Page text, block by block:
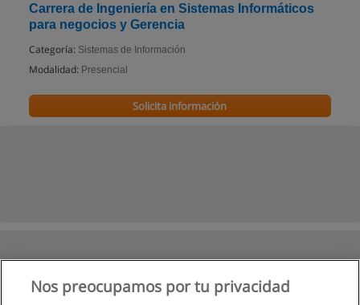
Carrera de Ingeniería en Sistemas Informáticos
para negocios y Gerencia
Categoría: Sistemas de Información
Modalidad: Presencial
Solicita información
Nos preocupamos por tu privacidad